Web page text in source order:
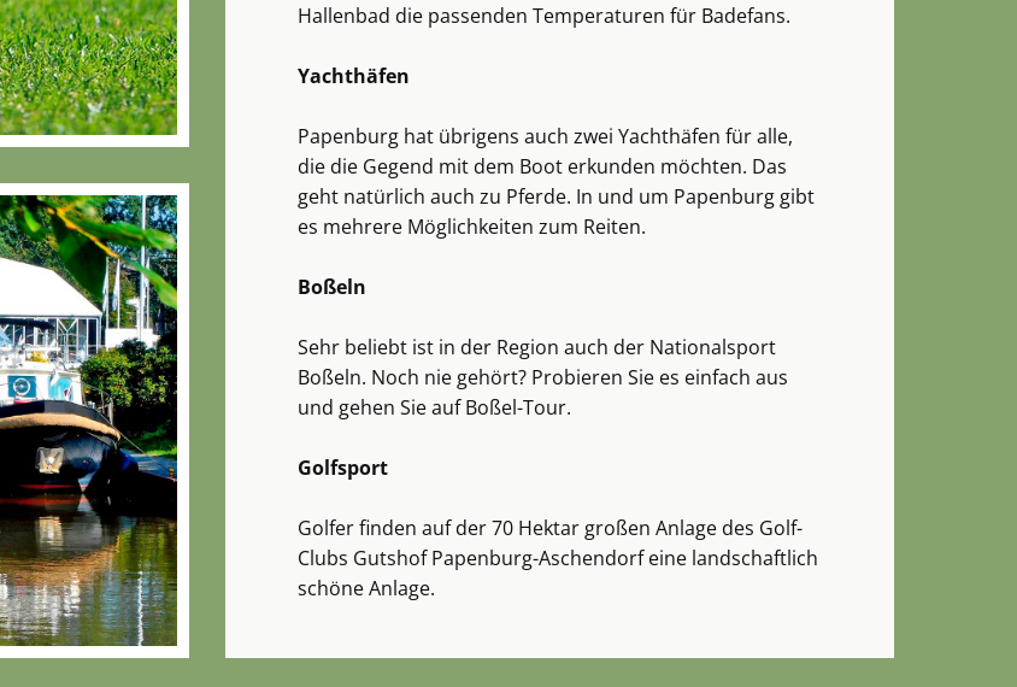
Hallenbad die passenden Temperaturen für Badefans.
Yachthäfen
Papenburg hat übrigens auch zwei Yachthäfen für alle,
die die Gegend mit dem Boot erkunden möchten. Das
geht natürlich auch zu Pferde. In und um Papenburg gibt
es mehrere Möglichkeiten zum Reiten.
Boßeln
Sehr beliebt ist in der Region auch der Nationalsport
Boßeln. Noch nie gehört? Probieren Sie es einfach aus
und gehen Sie auf Boßel-Tour.
Golfsport
Golfer finden auf der 70 Hektar großen Anlage des Golf-
Clubs Gutshof Papenburg-Aschendorf eine landschaftlich
schöne Anlage.